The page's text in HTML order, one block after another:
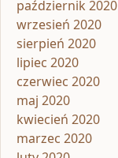
październik 2020
wrzesień 2020
sierpień 2020
lipiec 2020
czerwiec 2020
maj 2020
kwiecień 2020
marzec 2020